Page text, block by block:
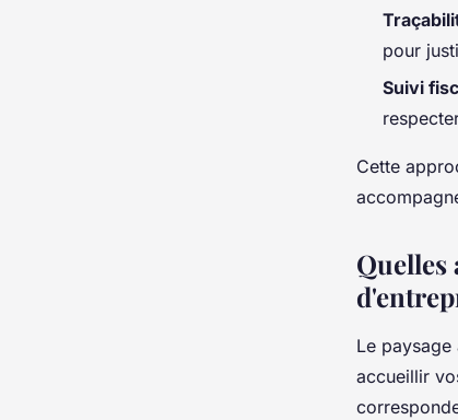
pour
Suivi
Cette
Quelles
Le
accueillir